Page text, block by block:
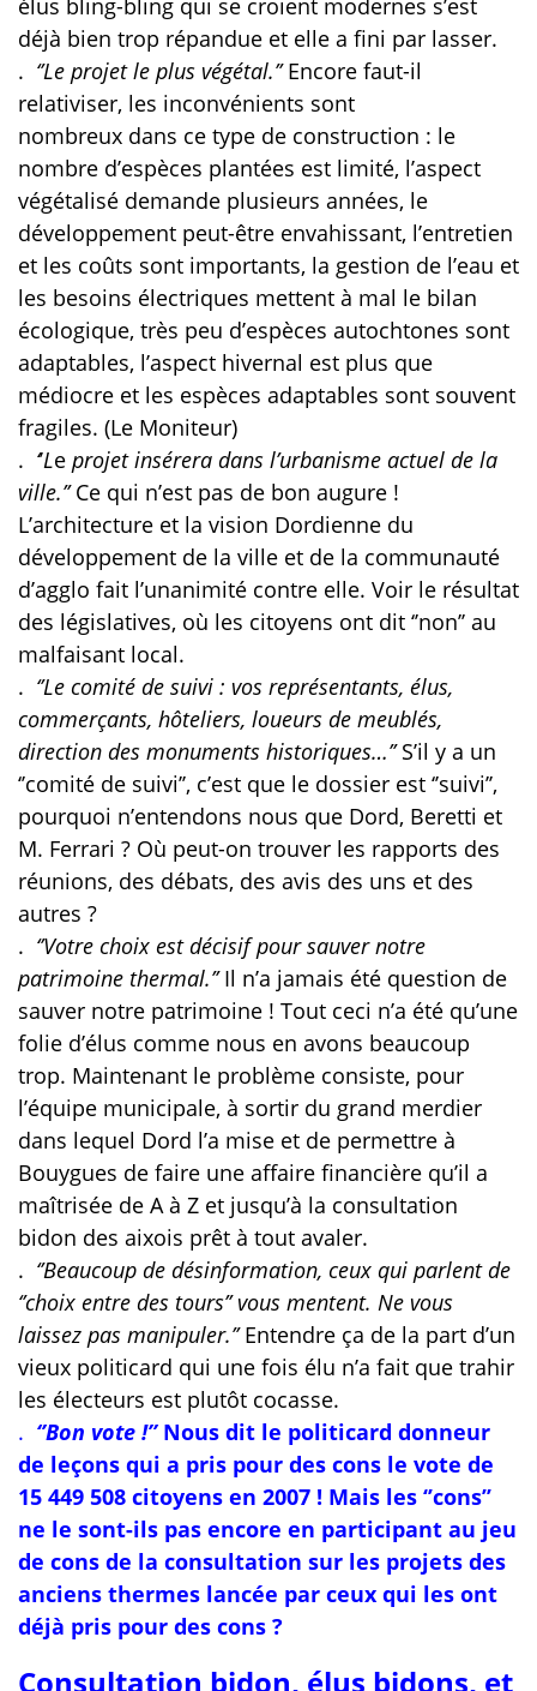
élus bling-bling qui se croient modernes s’est
déjà bien trop répandue et elle a fini par lasser.
. ‘’Le projet le plus végétal.’’Encore faut-il
relativiser, les inconvénients sont
nombreux dans ce type de construction : le
nombre d’espèces plantées est limité, l’aspect
végétalisé demande plusieurs années, le
développement peut-être envahissant, l’entretien
et les coûts sont importants, la gestion de l’eau et
les besoins électriques mettent à mal le bilan
écologique, très peu d’espèces autochtones sont
adaptables, l’aspect hivernal est plus que
médiocre et les espèces adaptables sont souvent
fragiles. (Le Moniteur)
. ‘’Le projet insérera dans l’urbanisme actuel de la
ville.’’Ce qui n’est pas de bon augure !
L’architecture et la vision Dordienne du
développement de la ville et de la communauté
d’agglo fait l’unanimité contre elle. Voir le résultat
des législatives, où les citoyens ont dit ‘’non’’ au
malfaisant local.
. ‘’Le comité de suivi : vos représentants, élus,
commerçants, hôteliers, loueurs de meublés,
direction des monuments historiques…’’S’il y a un
‘’comité de suivi’’, c’est que le dossier est ‘’suivi’’,
pourquoi n’entendons nous que Dord, Beretti et
M. Ferrari ? Où peut-on trouver les rapports des
réunions, des débats, des avis des uns et des
autres ?
. ‘’Votre choix est décisif pour sauver notre
patrimoine thermal.’’Il n’a jamais été question de
sauver notre patrimoine ! Tout ceci n’a été qu’une
folie d’élus comme nous en avons beaucoup
trop. Maintenant le problème consiste, pour
l’équipe municipale, à sortir du grand merdier
dans lequel Dord l’a mise et de permettre à
Bouygues de faire une affaire financière qu’il a
maîtrisée de A à Z et jusqu’à la consultation
bidon des aixois prêt à tout avaler.
. ‘’Beaucoup de désinformation, ceux qui parlent de
‘’choix entre des tours’’ vous mentent. Ne vous
laissez pas manipuler.’’Entendre ça de la part d’un
vieux politicard qui une fois élu n’a fait que trahir
les électeurs est plutôt cocasse.
. ‘’Bon vote !’’ Nous dit le politicard donneur
de leçons qui a pris pour des cons le vote de
15 449 508 citoyens en 2007 ! Mais les ‘’cons’’
ne le sont-ils pas encore en participant au jeu
de cons de la consultation sur les projets des
anciens thermes lancée par ceux qui les ont
déjà pris pour des cons ?
Consultation bidon, élus bidons, et